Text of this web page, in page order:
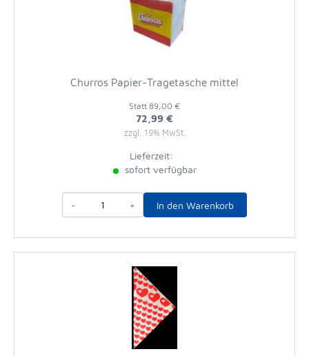
Churros Papier-Tragetasche mittel
Statt 89,00 €
72,99 €
zzgl. 19% MwSt.
Lieferzeit:
sofort verfügbar
- + In den Warenkorb